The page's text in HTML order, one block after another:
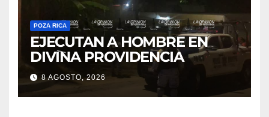
POZA RICA
EJECUTAN A HOMBRE EN
DIVINA PROVIDENCIA
8 AGOSTO, 2026